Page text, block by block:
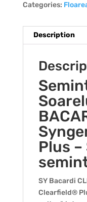
Categories:
Description
Plus
SY Bacardi
Clearfield®